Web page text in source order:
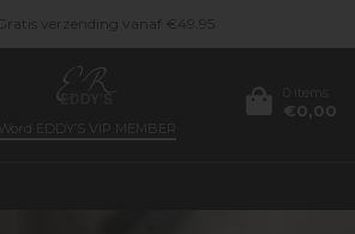
Gratis verzending vanaf €49.95
Word EDDY’S VIP MEMBER
€0,00